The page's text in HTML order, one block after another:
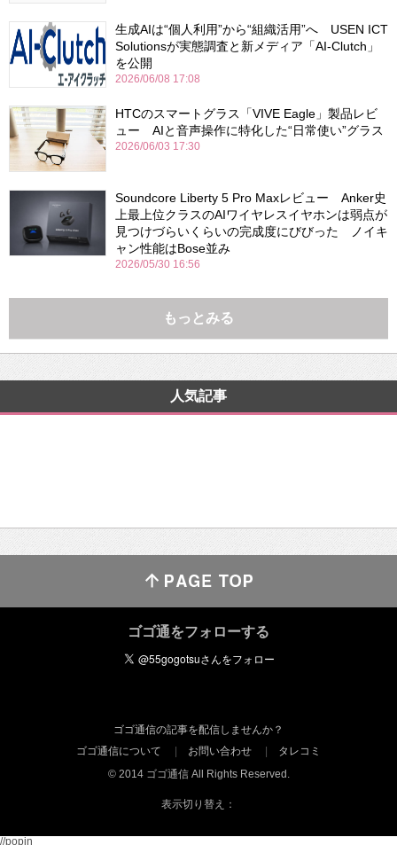
生成AIは“個人利用”から“組織活用”へ USEN ICT
Solutionsが実態調査と新メディア「AI-Clutch」
を公開
2026/06/08 17:08
HTCのスマートグラス「VIVE Eagle」製品レビ
ュー AIと音声操作に特化した“日常使い”グラス
2026/06/03 17:30
Soundcore Liberty 5 Pro Maxレビュー Anker史
上最上位クラスのAIワイヤレスイヤホンは弱点が
見つけづらいくらいの完成度にびびった ノイキ
ャン性能はBose並み
2026/05/30 16:56
もっとみる
人気記事
ゴゴ通をフォローする
ゴゴ通信の記事を配信しませんか？
ゴゴ通信について
お問い合わせ
タレコミ
© 2014 ゴゴ通信 All Rights Reserved.
表示切り替え：
//popin